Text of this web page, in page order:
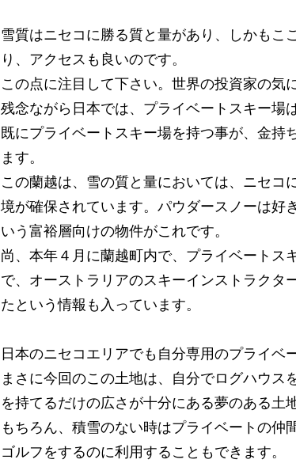
雪質はニセコに勝る質と量があり、しかもこ
り、アクセスも良いのです。
この点に注目して下さい。世界の投資家の気
残念ながら日本では、プライベートスキー場
既にプライベートスキー場を持つ事が、金持
ます。
この蘭越は、雪の質と量においては、ニセコ
境が確保されています。パウダースノーは好
いう富裕層向けの物件がこれです。
尚、本年４月に蘭越町内で、プライベートス
で、オーストラリアのスキーインストラクタ
たという情報も入っています。
日本のニセコエリアでも自分専用のプライベ
まさに今回のこの土地は、自分でログハウス
を持てるだけの広さが十分にある夢のある土
もちろん、積雪のない時はプライベートの仲
ゴルフをするのに利用することもできます。